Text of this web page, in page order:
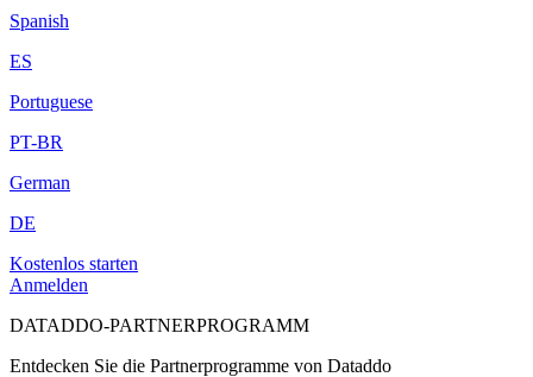
Spanish
ES
Portuguese
PT-BR
German
DE
Kostenlos starten
Anmelden
DATADDO-PARTNERPROGRAMM
Entdecken Sie die Partnerprogramme von Dataddo